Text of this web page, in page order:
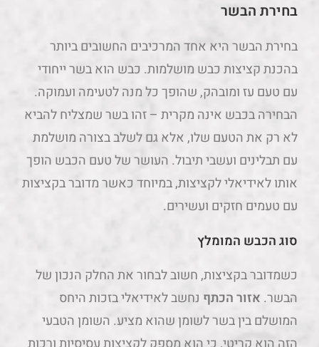
בחירת הבשר
בחירת הבשר היא אחד המרכיבים החשובים ביותר
בהכנת קציצות כבש מושלמות. כבש הוא בשר ייחודי
עם טעם עז ומובהק, שהופך כל מנה לטעימה ועמוקה.
הבחירה בכבש אינה מקרית – זהו בשר שמצליח להביא
לא רק את הטעם שלו, אלא גם לשלב בצורה מושלמת
עם תבלינים ועשבי תיבול. העושר של טעם הכבש הופך
אותו לאידיאלי לקציצות, במיוחד כאשר מדובר בקציצות
עם טעמים חזקים ועשירים.
סוג הכבש המומלץ
כשמדובר בקציצות, חשוב לבחור את החלק הנכון של
הבשר. אזור הכתף נחשב לאידיאלי בזכות היחס
המושלם בין בשר לשומן שהוא מציע. השומן הטבעי